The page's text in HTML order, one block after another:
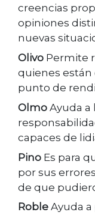
creencias
opiniones
nuevas
Olivo Permite
quienes están
punto de
Olmo Ayuda a
capaces de
Pino Es para
por sus
de que
Roble Ayuda